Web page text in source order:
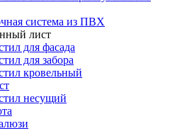
система из ПВХ
лист
для фасада
для забора
кровельный
несущий